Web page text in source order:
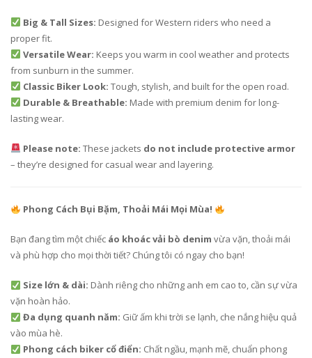
Big & Tall Sizes: Designed for Western riders who need a
proper fit.
Versatile Wear: Keeps you warm in cool weather and protects
from sunburn in the summer.
Classic Biker Look: Tough, stylish, and built for the open road.
Durable & Breathable: Made with premium denim for long-
lasting wear.
Please note: These jackets do not include protective armor
– they’re designed for casual wear and layering.
Phong Cách Bụi Bặm, Thoải Mái Mọi Mùa!
Bạn đang tìm một chiếc áo khoác vải bò denim vừa vặn, thoải mái
và phù hợp cho mọi thời tiết? Chúng tôi có ngay cho bạn!
Size lớn & dài: Dành riêng cho những anh em cao to, cần sự vừa
vặn hoàn hảo.
Đa dụng quanh năm: Giữ ấm khi trời se lạnh, che nắng hiệu quả
vào mùa hè.
Phong cách biker cổ điển: Chất ngầu, mạnh mẽ, chuẩn phong